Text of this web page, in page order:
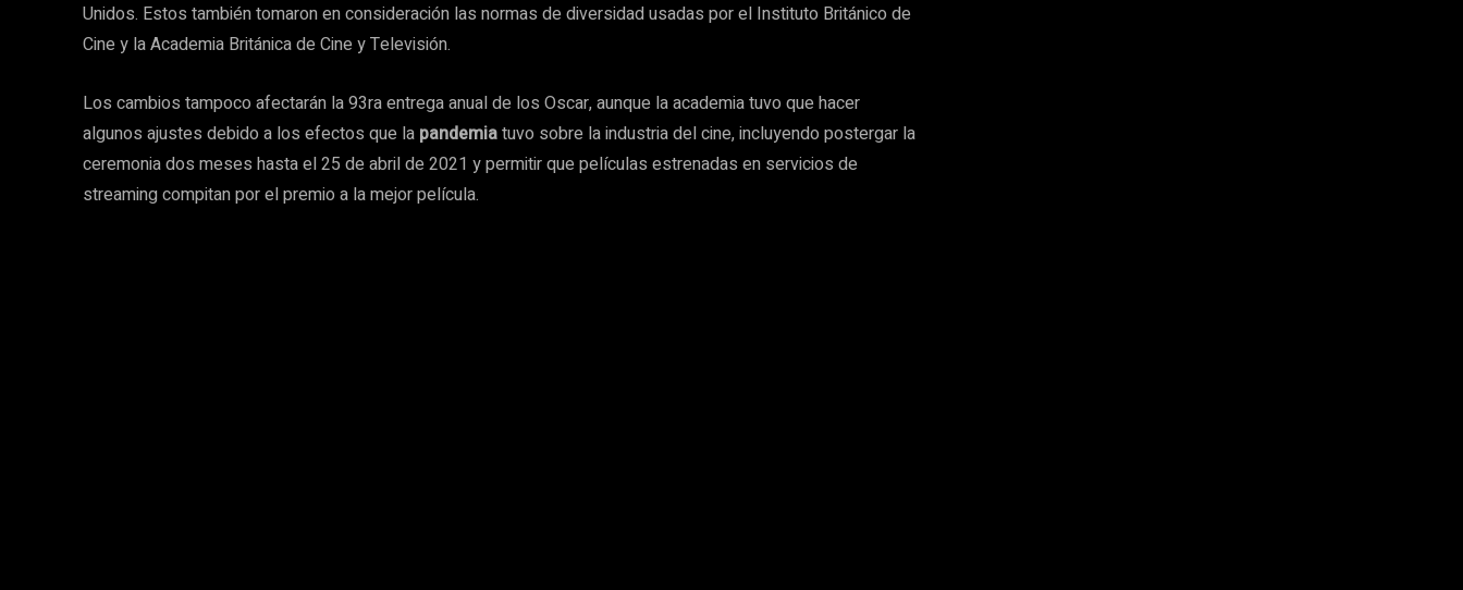
Unidos. Estos también tomaron en consideración las normas de diversidad usadas por el Instituto Británico de
Cine y la Academia Británica de Cine y Televisión.
Los cambios tampoco afectarán la 93ra entrega anual de los Oscar, aunque la academia tuvo que hacer
algunos ajustes debido a los efectos que la pandemiatuvo sobre la industria del cine, incluyendo postergar la
ceremonia dos meses hasta el 25 de abril de 2021 y permitir que películas estrenadas en servicios de
streaming compitan por el premio a la mejor película.